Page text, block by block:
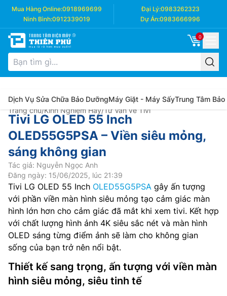
Mua Hàng Online:0918969699 Đại Lý:0983262323
Ninh Bình:0912339019 Dự Án:0983666996
0
Dịch Vụ Sửa Chữa Bảo DưỡngMáy Giặt - Máy SấyTrung Tâm Bảo
Trang chủ/Kinh Nghiệm Hay/Tư Vấn về Tivi
Tivi LG OLED 55 Inch
OLED55G5PSA – Viền siêu mỏng,
sáng không gian
Tác giả: Nguyễn Ngọc Anh
Đăng ngày: 15/06/2025, lúc 21:39
Tivi LG OLED 55 Inch OLED55G5PSA gây ấn tượng
với phần viền màn hình siêu mỏng tạo cảm giác màn
hình lớn hơn cho cảm giác đã mắt khi xem tivi. Kết hợp
với chất lượng hình ảnh 4K siêu sắc nét và màn hình
OLED sáng từng điểm ảnh sẽ làm cho không gian
sống của bạn trở nên nổi bật.
Thiết kế sang trọng, ấn tượng với viền màn
hình siêu mỏng, siêu tinh tế